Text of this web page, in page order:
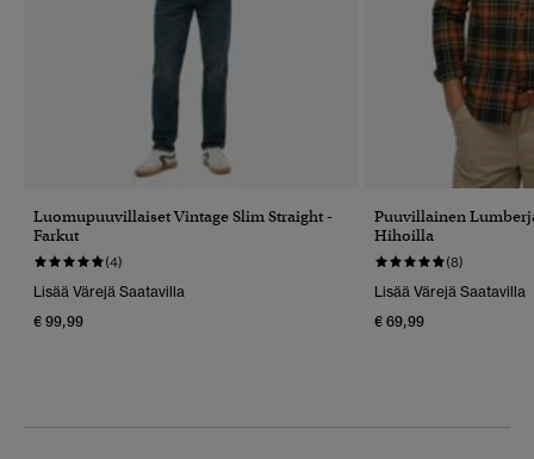
Luomupuuvillaiset Vintage Slim Straight -
Farkut
(4)
Lisää Värejä Saatavilla
€ 99,99
Puuvillainen
Hihoilla
(8)
Lisää Värejä Saatavilla
€ 69,99